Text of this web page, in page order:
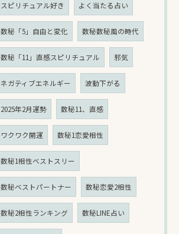
スピリチュアル好き よく当たる占い
数秘「5」自由と変化 数秘数秘風の時代
数秘「11」直感スピリチュアル 邪気
ネガティブエネルギー 波動下がる
2025年2月運勢 数秘11、直感
ワクワク開運 数秘1恋愛相性
数秘1相性ベストスリー
数秘ベストパートナー 数秘恋愛2相性
数秘2相性ランキング 数秘LINE占い